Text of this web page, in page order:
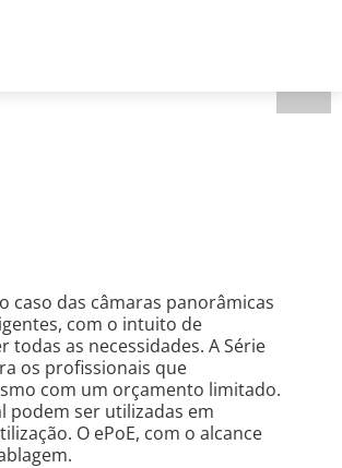
caso das câmaras panorâmicas
com o intuito de
as necessidades. A Série
os profissionais que
com um orçamento limitado.
podem ser utilizadas em
O ePoE, com o alcance